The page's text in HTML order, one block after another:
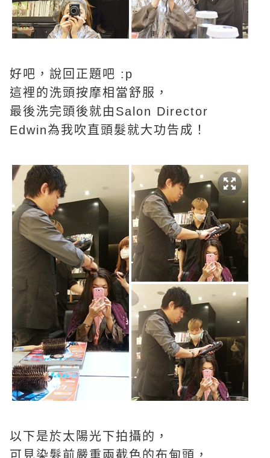
好吧，說回正題吧 :p
這裡的洗頭按摩相當舒服，
最後洗完頭後就由Salon Director
Edwin為我吹直頭髮就大功告成！
以下是於太陽光下拍攝的，
可見染髮前嚴重兩截色的布甸頭，